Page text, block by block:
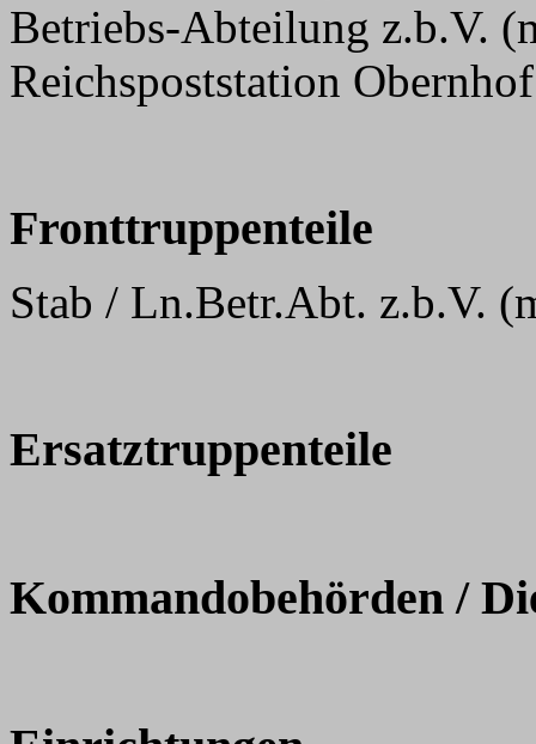
Betriebs-Abteilung z.b.V.
Reichspoststation
Fronttruppenteile
Stab / Ln.Betr.Abt. z.b.V.
Ersatztruppenteile
Kommandobehörden /